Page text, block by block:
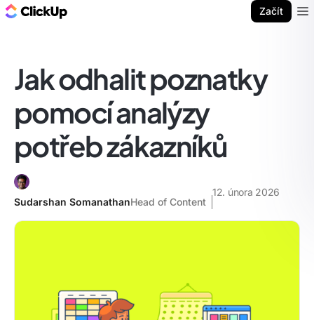
Začít
Jak odhalit poznatky
pomocí analýzy
potřeb zákazníků
Sudarshan SomanathanHead of Content
12. února 2026